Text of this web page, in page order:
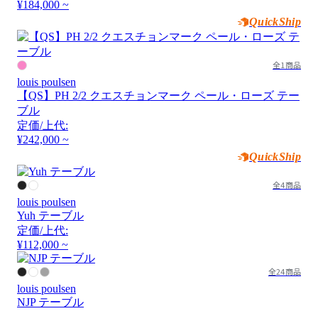
¥184,000 ~
QuickShip
全1商品
louis poulsen
【QS】PH 2/2 クエスチョンマーク ペール・ローズ テー
ブル
定価/上代:
¥242,000 ~
QuickShip
全4商品
louis poulsen
Yuh テーブル
定価/上代:
¥112,000 ~
全24商品
louis poulsen
NJP テーブル